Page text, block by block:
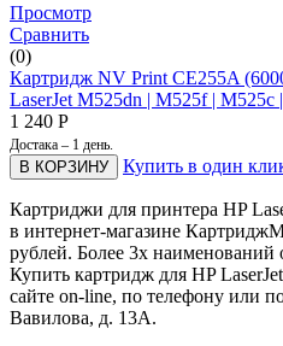
Просмотр
Сравнить
(0)
Картридж NV Print CE255A
LaserJet M525dn | M525f | M525c
1 240 Р
Достака – 1 день.
В КОРЗИНУ Купить в один
Картриджи для принтера HP
в интернет-магазине
рублей. Более 3х наименований
Купить картридж для HP
сайте on-line, по телефону или
Вавилова, д. 13А.